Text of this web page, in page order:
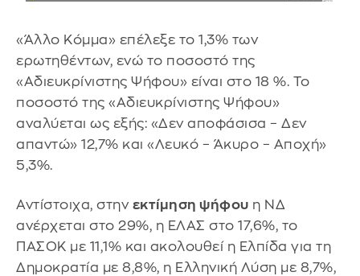
«Άλλο Κόμμα» επέλεξε το 1,3% των
ερωτηθέντων, ενώ το ποσοστό της
«Αδιευκρίνιστης Ψήφου» είναι στο 18 %. Το
ποσοστό της «Αδιευκρίνιστης Ψήφου»
αναλύεται ως εξής: «Δεν αποφάσισα – Δεν
απαντώ» 12,7% και «Λευκό – Άκυρο – Αποχή»
5,3%.
Αντίστοιχα, στην εκτίμηση ψήφου η ΝΔ
ανέρχεται στο 29%, η ΕΛΑΣ στο 17,6%, το
ΠΑΣΟΚ με 11,1% και ακολουθεί η Ελπίδα για τη
Δημοκρατία με 8,8%, η Ελληνική Λύση με 8,7%,